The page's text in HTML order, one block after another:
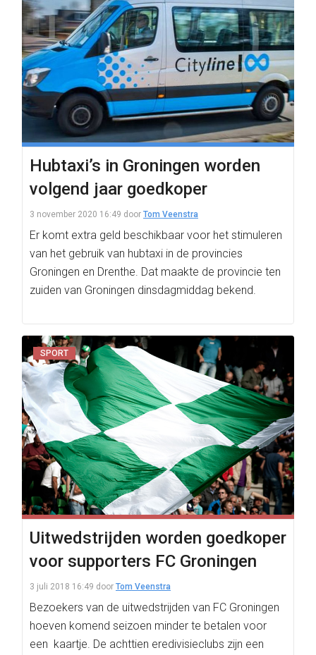
Hubtaxi’s in Groningen worden
volgend jaar goedkoper
3 november 2020 16:49 door Tom Veenstra
Er komt extra geld beschikbaar voor het stimuleren
van het gebruik van hubtaxi in de provincies
Groningen en Drenthe. Dat maakte de provincie ten
zuiden van Groningen dinsdagmiddag bekend.
SPORT
Uitwedstrijden worden goedkoper
voor supporters FC Groningen
3 juli 2018 16:49 door Tom Veenstra
Bezoekers van de uitwedstrijden van FC Groningen
hoeven komend seizoen minder te betalen voor
een kaartje. De achttien eredivisieclubs zijn een